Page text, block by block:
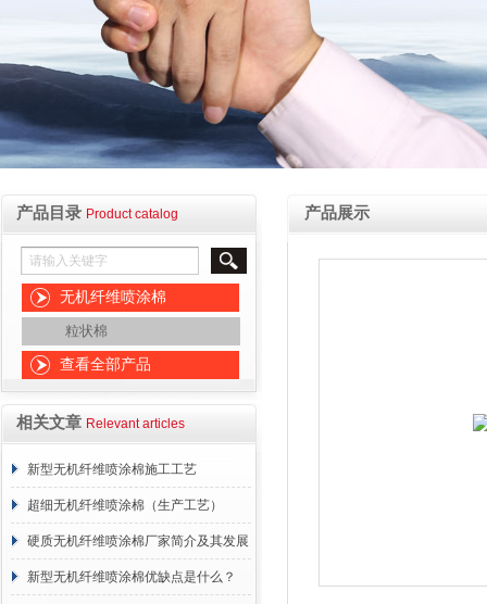
产品目录 Product catalog
无机纤维喷涂棉
粒状棉
查看全部产品
相关文章 Relevant articles
新型无机纤维喷涂棉施工工艺
超细无机纤维喷涂棉（生产工艺）
硬质无机纤维喷涂棉厂家简介及其发展
概述
新型无机纤维喷涂棉优缺点是什么？
产品展示